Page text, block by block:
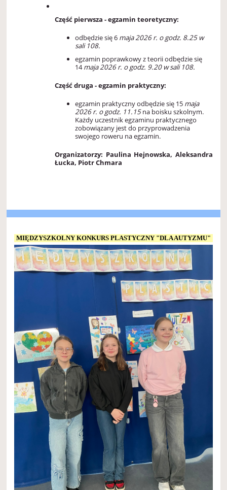
Część pierwsza - egzamin teoretyczny:
odbędzie się6 maja 2026 r. o godz. 8.25 w
sali 108.
egzamin poprawkowy z teorii odbędzie się
14maja 2026 r. o godz. 9.20 w sali 108.
Część druga - egzamin praktyczny:
egzamin praktyczny odbędzie się 15 maja
2026 r. o godz. 11.15na boisku szkolnym.
Każdy uczestnik egzaminu praktycznego
zobowiązany jest do przyprowadzenia
swojego roweru na egzamin.
Organizatorzy: Paulina Hejnowska, Aleksandra
Łucka, Piotr Chmara
MIĘDZYSZKOLNY KONKURS PLASTYCZNY "DLA AUTYZMU"